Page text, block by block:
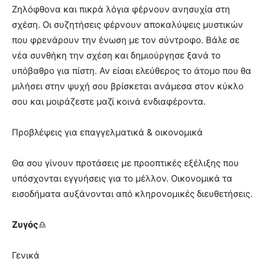
Ζηλόφθονα και πικρά λόγια φέρνουν ανησυχία στη
σχέση. Οι συζητήσεις φέρνουν αποκαλύψεις μυστικών
που φρενάρουν την ένωση με τον σύντροφο. Βάλε σε
νέα συνθήκη την σχέση και δημιούργησε ξανά το
υπόβαθρο για πίστη. Αν είσαι ελεύθερος το άτομο που θα
μιλήσει στην ψυχή σου βρίσκεται ανάμεσα στον κύκλο
σου και μοιράζεστε μαζί κοινά ενδιαφέροντα.
Προβλέψεις για επαγγελματικά & οικονομικά
Θα σου γίνουν προτάσεις με προοπτικές εξέλιξης που
υπόσχονται εγγυήσεις για το μέλλον. Οικονομικά τα
εισοδήματα αυξάνονται από κληρονομικές διευθετήσεις.
Ζυγός♎
Γενικά